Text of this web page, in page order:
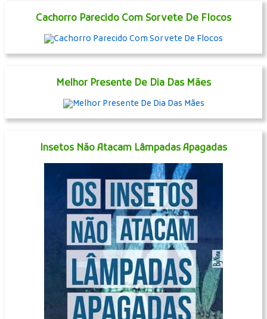
Cachorro Parecido Com Sorvete De Flocos
Melhor Presente De Dia Das Mães
Insetos Não Atacam Lâmpadas Apagadas